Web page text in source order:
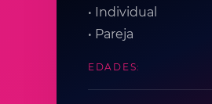
• Individual
• Pareja
EDADES: